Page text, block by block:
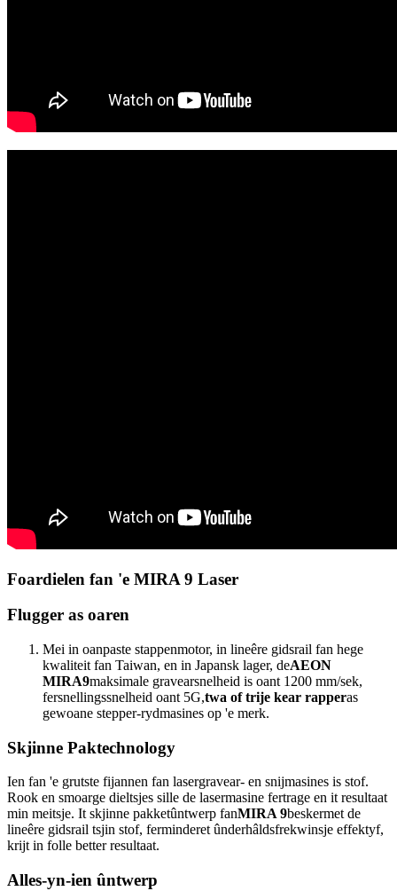
Foardielen fan 'e MIRA 9 Laser
Flugger as oaren
Mei in oanpaste stappenmotor, in lineêre gidsrail fan hege
kwaliteit fan Taiwan, en in Japansk lager, deAEON
MIRA9maksimale gravearsnelheid is oant 1200 mm/sek,
fersnellingssnelheid oant 5G,twa of trije kear rapperas
gewoane stepper-rydmasines op 'e merk.
Skjinne Paktechnology
Ien fan 'e grutste fijannen fan lasergravear- en snijmasines is stof.
Rook en smoarge dieltsjes sille de lasermasine fertrage en it resultaat
min meitsje. It skjinne pakketûntwerp fanMIRA 9beskermet de
lineêre gidsrail tsjin stof, ferminderet ûnderhâldsfrekwinsje effektyf,
krijt in folle better resultaat.
Alles-yn-ien ûntwerp